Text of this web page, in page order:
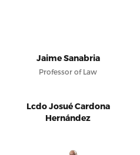
Jaime Sanabria
Professor of Law
Lcdo Josué Cardona
Hernández